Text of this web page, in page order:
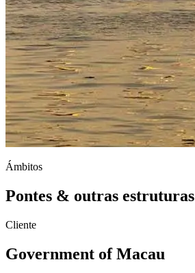
Ámbitos
Pontes & outras estruturas
Cliente
Government of Macau